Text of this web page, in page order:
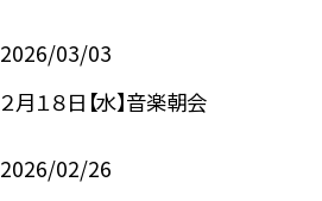
2026/03/03
２月１８日【水】音楽朝会
2026/02/26